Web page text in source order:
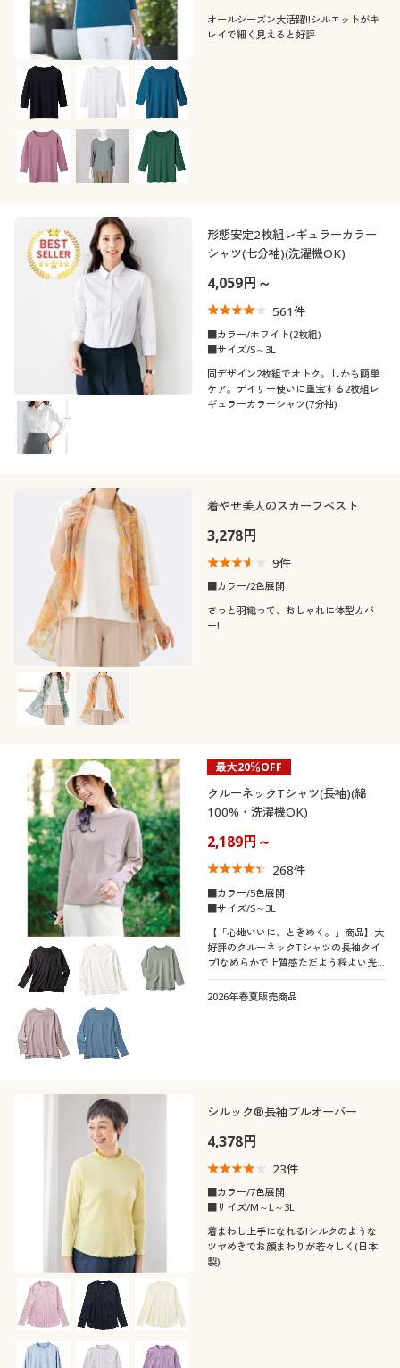
オールシーズン大活躍!!シルエットがキ
レイで細く見えると好評
形態安定2枚組レギュラーカラー
シャツ(七分袖)(洗濯機OK)
4,059円～
561件
■カラー/ホワイト(2枚組)
■サイズ/S～3L
同デザイン2枚組でオトク。しかも簡単
ケア。デイリー使いに重宝する2枚組レ
ギュラーカラーシャツ(7分袖)
着やせ美人のスカーフベスト
3,278円
9件
■カラー/2色展開
さっと羽織って、おしゃれに体型カバ
ー!
最大20％OFF
クルーネックTシャツ(長袖)(綿
100%・洗濯機OK)
2,189円～
268件
■カラー/5色展開
■サイズ/S～3L
【「心地いいに、ときめく。」商品】大
好評のクルーネックTシャツの長袖タイ
プ!なめらかで上質感ただよう程よい光
沢感のあるコットン素材が魅力です。
2026年春夏販売商品
シルック®長袖プルオーバー
4,378円
23件
■カラー/7色展開
■サイズ/M～L～3L
着まわし上手になれる!シルクのような
ツヤめきでお顔まわりが若々しく(日本
製)